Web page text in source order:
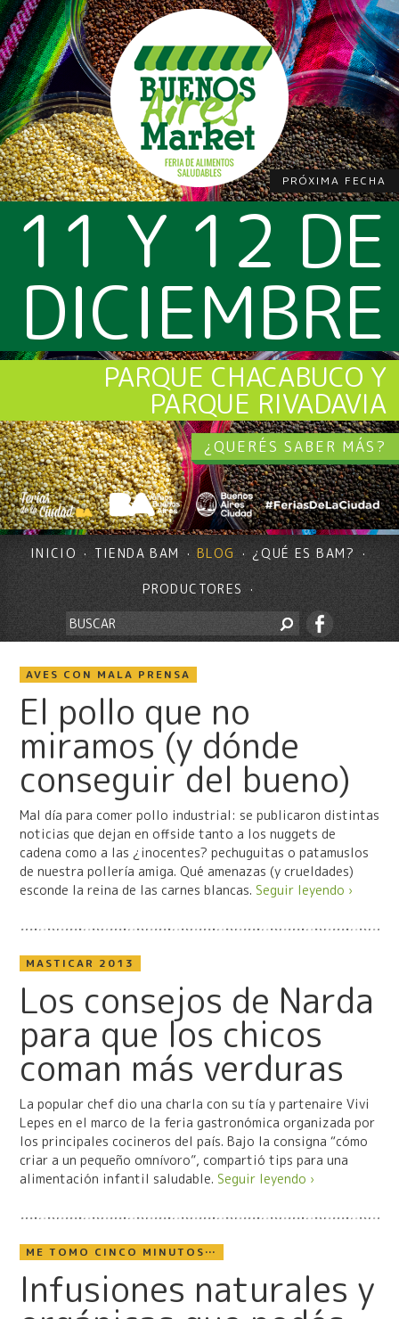
PRÓXIMA FECHA
11 Y 12 DE
DICIEMBRE
PARQUE CHACABUCO Y
PARQUE RIVADAVIA
¿QUERÉS SABER MÁS?
INICIO TIENDA BAM BLOG ¿QUÉ ES BAM?
PRODUCTORES
AVES CON MALA PRENSA
El pollo que no
miramos (y dónde
conseguir del bueno)
Mal día para comer pollo industrial: se publicaron distintas
noticias que dejan en offside tanto a los nuggets de
cadena como a las ¿inocentes? pechuguitas o patamuslos
de nuestra pollería amiga. Qué amenazas (y crueldades)
esconde la reina de las carnes blancas. Seguir leyendo ›
MASTICAR 2013
Los consejos de Narda
para que los chicos
coman más verduras
La popular chef dio una charla con su tía y partenaire Vivi
Lepes en el marco de la feria gastronómica organizada por
los principales cocineros del país. Bajo la consigna “cómo
criar a un pequeño omnívoro”, compartió tips para una
alimentación infantil saludable. Seguir leyendo ›
ME TOMO CINCO MINUTOS…
Infusiones naturales y